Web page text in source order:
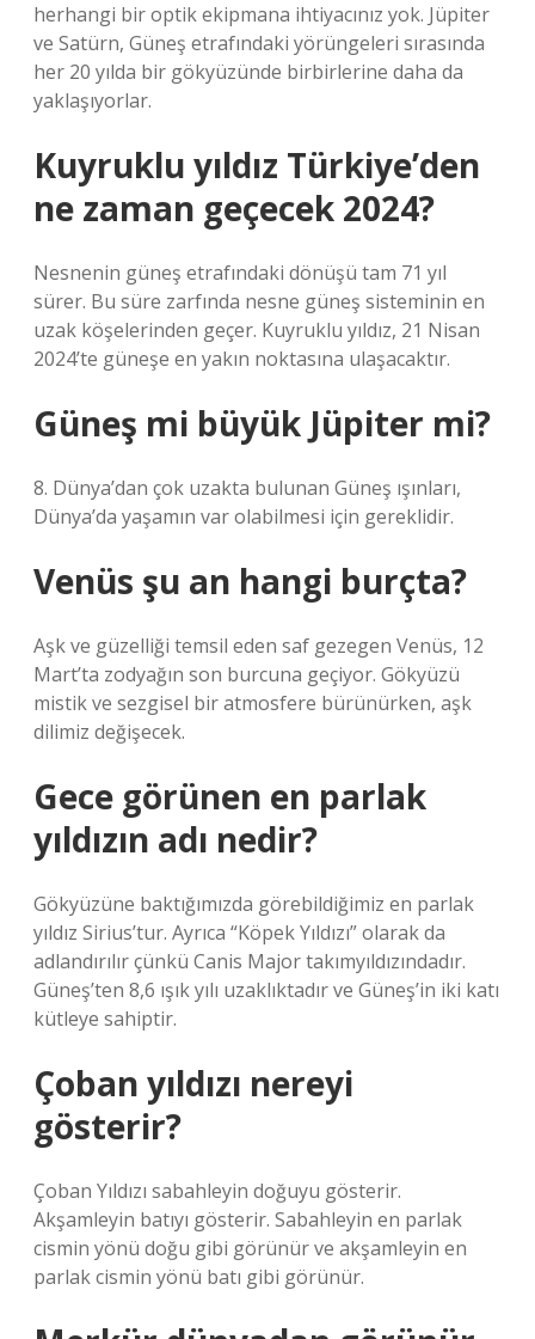
herhangi bir optik ekipmana ihtiyacınız yok. Jüpiter
ve Satürn, Güneş etrafındaki yörüngeleri sırasında
her 20 yılda bir gökyüzünde birbirlerine daha da
yaklaşıyorlar.
Kuyruklu yıldız Türkiye’den
ne zaman geçecek 2024?
Nesnenin güneş etrafındaki dönüşü tam 71 yıl
sürer. Bu süre zarfında nesne güneş sisteminin en
uzak köşelerinden geçer. Kuyruklu yıldız, 21 Nisan
2024’te güneşe en yakın noktasına ulaşacaktır.
Güneş mi büyük Jüpiter mi?
8. Dünya’dan çok uzakta bulunan Güneş ışınları,
Dünya’da yaşamın var olabilmesi için gereklidir.
Venüs şu an hangi burçta?
Aşk ve güzelliği temsil eden saf gezegen Venüs, 12
Mart’ta zodyağın son burcuna geçiyor. Gökyüzü
mistik ve sezgisel bir atmosfere bürünürken, aşk
dilimiz değişecek.
Gece görünen en parlak
yıldızın adı nedir?
Gökyüzüne baktığımızda görebildiğimiz en parlak
yıldız Sirius’tur. Ayrıca “Köpek Yıldızı” olarak da
adlandırılır çünkü Canis Major takımyıldızındadır.
Güneş’ten 8,6 ışık yılı uzaklıktadır ve Güneş’in iki katı
kütleye sahiptir.
Çoban yıldızı nereyi
gösterir?
Çoban Yıldızı sabahleyin doğuyu gösterir.
Akşamleyin batıyı gösterir. Sabahleyin en parlak
cismin yönü doğu gibi görünür ve akşamleyin en
parlak cismin yönü batı gibi görünür.